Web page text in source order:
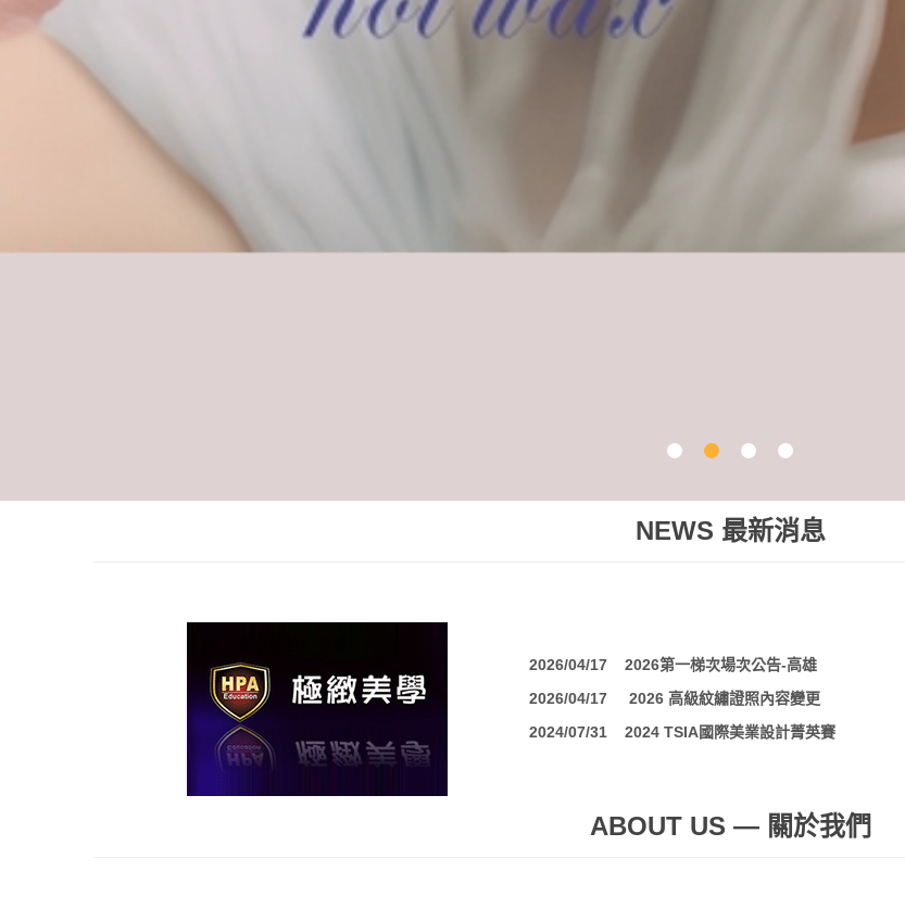
NEWS 最新消息
2026/04/17 2026第一梯次場次公告-高雄
2026/04/17 2026 高級紋繡證照內容變更
2024/07/31 2024 TSIA國際美業設計菁英賽
ABOUT US — 關於我們